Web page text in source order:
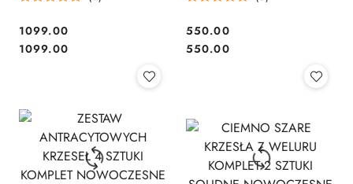
Cena:
1099.00
Cena:
1099.00 Cena:
550.00
Cena:
550.00